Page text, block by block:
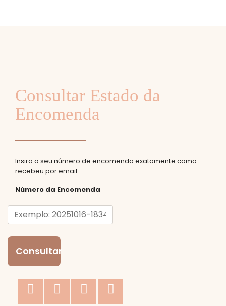
Consultar Estado da
Encomenda
Insira o seu número de encomenda exatamente como
recebeu por email.
Número da Encomenda
Consultar